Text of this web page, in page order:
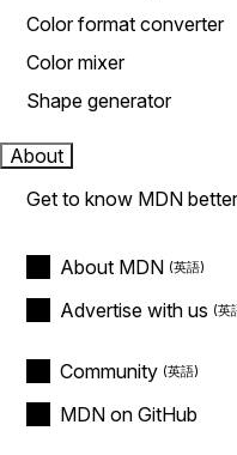
Color format converter
Color mixer
Shape generator
About
Get to know MDN
About MDN
Advertise with us
Community
MDN on GitHub